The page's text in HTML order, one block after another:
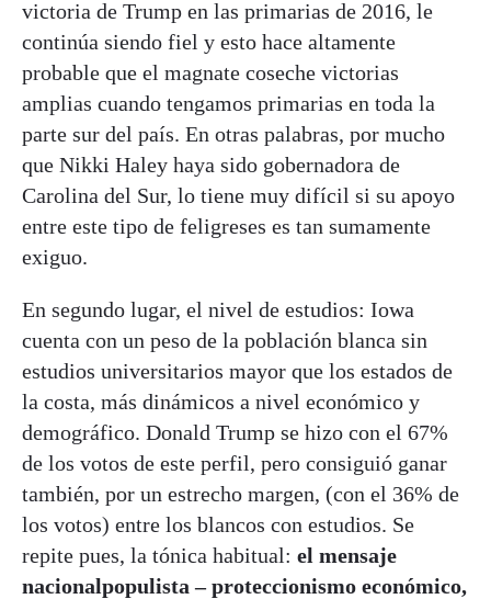
victoria de Trump en las primarias de 2016, le
continúa siendo fiel y esto hace altamente
probable que el magnate coseche victorias
amplias cuando tengamos primarias en toda la
parte sur del país. En otras palabras, por mucho
que Nikki Haley haya sido gobernadora de
Carolina del Sur, lo tiene muy difícil si su apoyo
entre este tipo de feligreses es tan sumamente
exiguo.
En segundo lugar, el nivel de estudios: Iowa
cuenta con un peso de la población blanca sin
estudios universitarios mayor que los estados de
la costa, más dinámicos a nivel económico y
demográfico. Donald Trump se hizo con el 67%
de los votos de este perfil, pero consiguió ganar
también, por un estrecho margen, (con el 36% de
los votos) entre los blancos con estudios. Se
repite pues, la tónica habitual: el mensaje
nacionalpopulista – proteccionismo económico,